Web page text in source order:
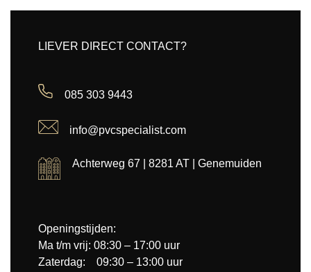
LIEVER DIRECT CONTACT?
085 303 9443
info@pvcspecialist.com
Achterweg 67 | 8281 AT | Genemuiden
Openingstijden:
Ma t/m vrij: 08:30 – 17:00 uur
Zaterdag: 09:30 – 13:00 uur